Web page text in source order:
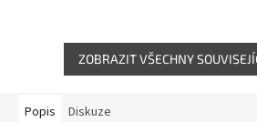
vodou
ZOBRAZIT VŠECHNY
Popis Diskuze